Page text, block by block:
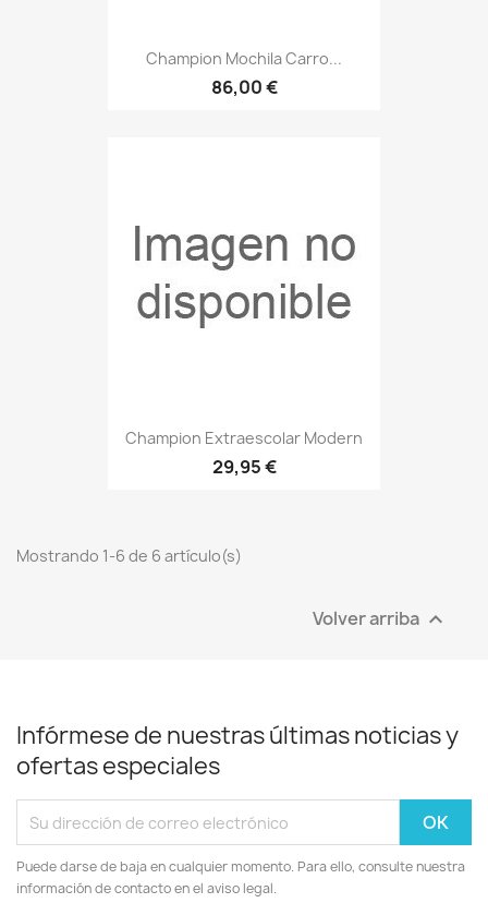
Champion Mochila Carro...
86,00 €
Champion Extraescolar Modern
29,95 €
Mostrando 1-6 de 6 artículo(s)
Volver arriba 
Infórmese de nuestras últimas noticias y
ofertas especiales
Puede darse de baja en cualquier momento. Para ello, consulte nuestra
información de contacto en el aviso legal.